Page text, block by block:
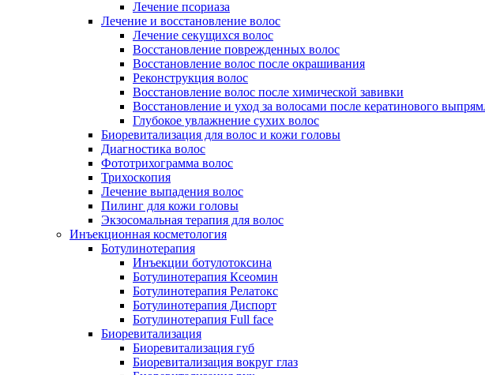
Лечение псориаза
Лечение и восстановление волос
Лечение секущихся волос
Восстановление поврежденных волос
Восстановление волос после окрашивания
Реконструкция волос
Восстановление волос после химической завивки
Восстановление и уход за волосами после кератинового
Глубокое увлажнение сухих волос
Биоревитализация для волос и кожи головы
Диагностика волос
Фототрихограмма волос
Трихоскопия
Лечение выпадения волос
Пилинг для кожи головы
Экзосомальная терапия для волос
Инъекционная косметология
Ботулинотерапия
Инъекции ботулотоксина
Ботулинотерапия Ксеомин
Ботулинотерапия Релатокс
Ботулинотерапия Диспорт
Ботулинотерапия Full face
Биоревитализация
Биоревитализация губ
Биоревитализация вокруг глаз